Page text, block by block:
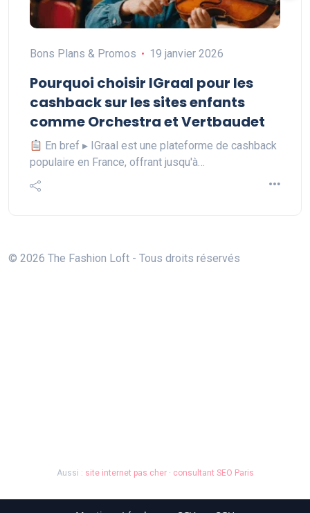
Bons Plans & Promos 19 janvier 2026
Pourquoi choisir IGraal pour les
cashback sur les sites enfants
comme Orchestra et Vertbaudet
En bref ▸ IGraal est une plateforme de cashback
populaire en France, offrant jusqu'à…
© 2026 The Fashion Loft - Tous droits réservés
Aussi : site internet pas cher· consultant SEO Paris